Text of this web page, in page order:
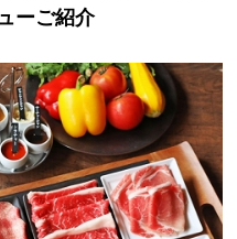
ーご紹介